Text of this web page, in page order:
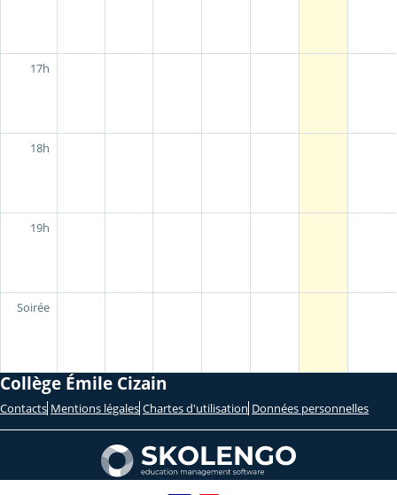
17h
18h
19h
Soirée
Collège Émile Cizain
Contacts Mentions légales Chartes d'utilisation Données personnelles